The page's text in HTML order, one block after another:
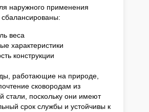
наружного применения
веса
характеристики
конструкции
работающие на природе,
сковородам из
стали, поскольку они имеют
срок службы и устойчивы к